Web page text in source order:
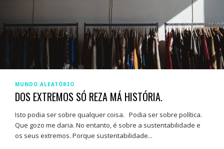
MUNDO ALEATÓRIO
DOS EXTREMOS SÓ REZA MÁ HISTÓRIA.
Isto podia ser sobre qualquer coisa. Podia ser sobre política.
Que gozo me daria. No entanto, é sobre a sustentabilidade e
os seus extremos. Porque sustentabilidade...